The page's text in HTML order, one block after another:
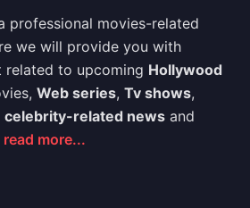
professional movies-related
we will provide you with
related to upcoming Hollywood
Web series, Tv shows,
celebrity-related newsand
read more...